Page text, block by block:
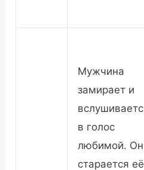
Мужчина
замирает и
в голос
любимой. Он
старается её